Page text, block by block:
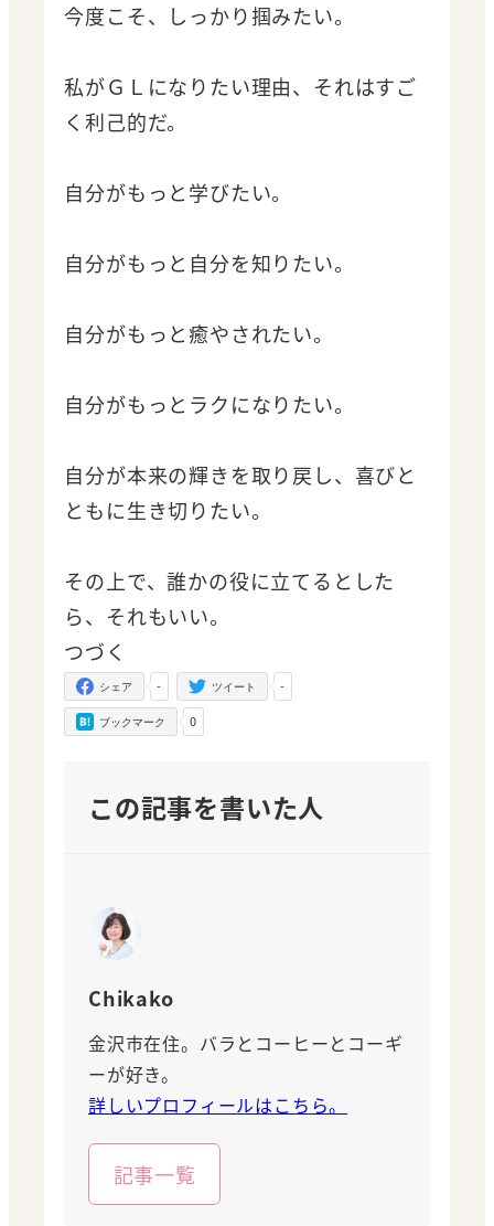
今度こそ、しっかり掴みたい。
私がＧＬになりたい理由、それはすご
く利己的だ。
自分がもっと学びたい。
自分がもっと自分を知りたい。
自分がもっと癒やされたい。
自分がもっとラクになりたい。
自分が本来の輝きを取り戻し、喜びと
ともに生き切りたい。
その上で、誰かの役に立てるとした
ら、それもいい。
つづく
-
シェア -
ツイート
0
ブックマーク
この記事を書いた人
Chikako
金沢市在住。バラとコーヒーとコーギ
ーが好き。
詳しいプロフィールはこちら。
記事一覧